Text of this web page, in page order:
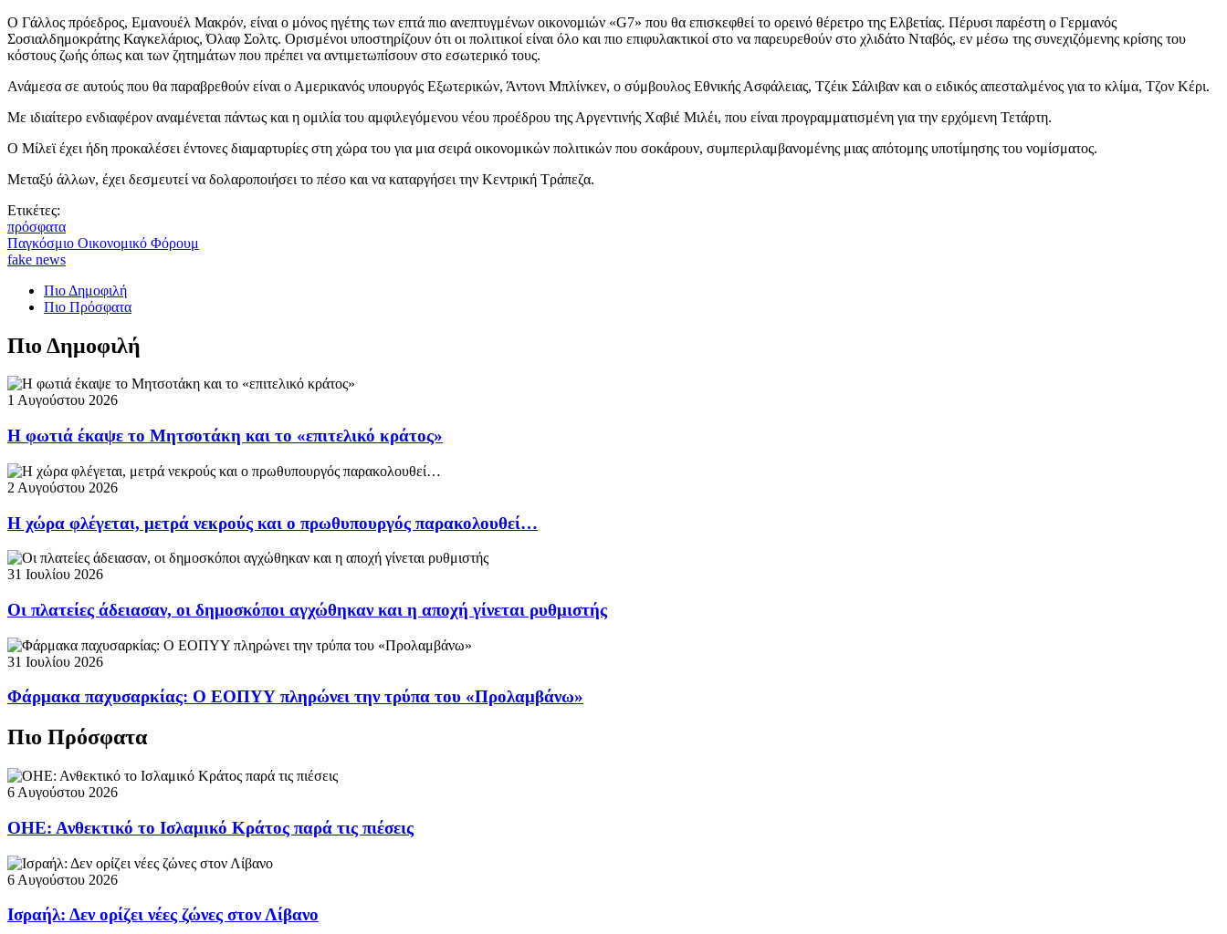
Ο Γάλλος πρόεδρος, Εμανουέλ Μακρόν, είναι ο μόνος ηγέτης των επτά πιο ανεπτυγμένων οικονομιών «G7» που θα επισκεφθεί το ορεινό θέρετρο της Ελβετίας. Πέρυσι παρέστη ο Γερμανός
Σοσιαλδημοκράτης Καγκελάριος, Όλαφ Σολτς. Ορισμένοι υποστηρίζουν ότι οι πολιτικοί είναι όλο και πιο επιφυλακτικοί στο να παρευρεθούν στο χλιδάτο Νταβός, εν μέσω της συνεχιζόμενης κρίσης του
κόστους ζωής όπως και των ζητημάτων που πρέπει να αντιμετωπίσουν στο εσωτερικό τους.
Ανάμεσα σε αυτούς που θα παραβρεθούν είναι ο Αμερικανός υπουργός Εξωτερικών, Άντονι Μπλίνκεν, ο σύμβουλος Εθνικής Ασφάλειας, Τζέικ Σάλιβαν και ο ειδικός απεσταλμένος για το κλίμα, Τζον Κέρι.
Με ιδιαίτερο ενδιαφέρον αναμένεται πάντως και η ομιλία του αμφιλεγόμενου νέου προέδρου της Αργεντινής Χαβιέ Μιλέι, που είναι προγραμματισμένη για την ερχόμενη Τετάρτη.
Ο Μίλεϊ έχει ήδη προκαλέσει έντονες διαμαρτυρίες στη χώρα του για μια σειρά οικονομικών πολιτικών που σοκάρουν, συμπεριλαμβανομένης μιας απότομης υποτίμησης του νομίσματος.
Μεταξύ άλλων, έχει δεσμευτεί να δολαροποιήσει το πέσο και να καταργήσει την Κεντρική Τράπεζα.
Ετικέτες:
πρόσφατα
Παγκόσμιο Οικονομικό Φόρουμ
fake news
Πιο Δημοφιλή
Πιο Πρόσφατα
Πιο Δημοφιλή
1 Αυγούστου 2026
Η φωτιά έκαψε το Μητσοτάκη και το «επιτελικό κράτος»
2 Αυγούστου 2026
Η χώρα φλέγεται, μετρά νεκρούς και ο πρωθυπουργός παρακολουθεί…
31 Ιουλίου 2026
Οι πλατείες άδειασαν, οι δημοσκόποι αγχώθηκαν και η αποχή γίνεται ρυθμιστής
31 Ιουλίου 2026
Φάρμακα παχυσαρκίας: Ο ΕΟΠΥΥ πληρώνει την τρύπα του «Προλαμβάνω»
Πιο Πρόσφατα
6 Αυγούστου 2026
ΟΗΕ: Ανθεκτικό το Ισλαμικό Κράτος παρά τις πιέσεις
6 Αυγούστου 2026
Ισραήλ: Δεν ορίζει νέες ζώνες στον Λίβανο